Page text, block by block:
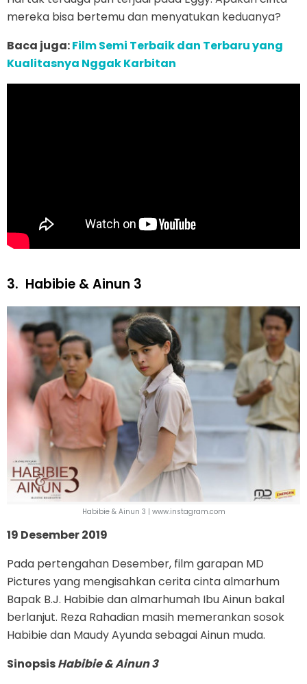
mereka bisa bertemu dan menyatukan keduanya?
Baca juga:Film Semi Terbaik dan Terbaru yang
Kualitasnya Nggak Karbitan
3. Habibie & Ainun 3
Habibie & Ainun 3 | www.instagram.com
19 Desember 2019
Pada pertengahan Desember, film garapan MD
Pictures yang mengisahkan cerita cinta almarhum
Bapak B.J. Habibie dan almarhumah Ibu Ainun bakal
berlanjut. Reza Rahadian masih memerankan sosok
Habibie dan Maudy Ayunda sebagai Ainun muda.
SinopsisHabibie & Ainun 3